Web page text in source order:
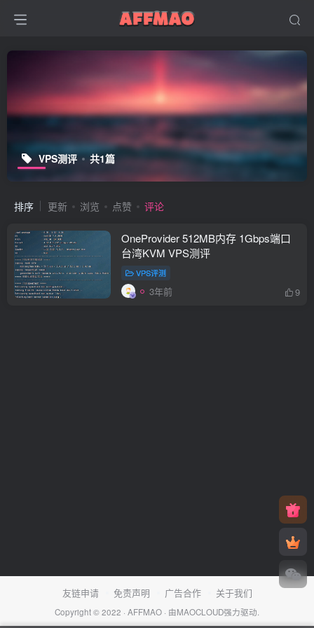
VPS测评 共1篇
排序 更新 浏览 点赞 评论
OneProvider 512MB内存 1Gbps端口
台湾KVM VPS测评
VPS评测
3年前 9
友链申请 免责声明 广告合作 关于我们
Copyright © 2022 · AFFMAO · 由MAOCLOUD强力驱动.